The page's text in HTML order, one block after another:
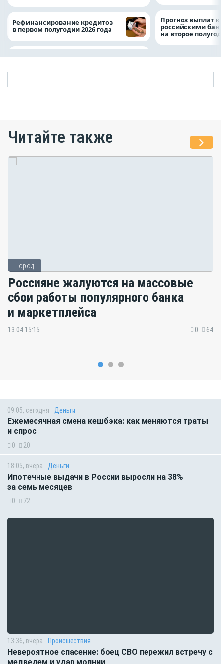
Рефинансирование кредитов
в первом полугодии 2026 года
Прогноз выплат
российскими
на второе
Читайте также
Город
Россияне жалуются на массовые
сбои работы популярного банка
и маркетплейса
13.04 15:15 0 64
09:05, сегодня Деньги
Ежемесячная смена кешбэка: как меняются траты
и спрос
0 20
18:05, вчера Деньги
Ипотечные выдачи в России выросли на 38%
за семь месяцев
0 72
13:36, вчера Происшествия
Невероятное спасение: боец СВО пережил встречу с
медведем и удар молнии